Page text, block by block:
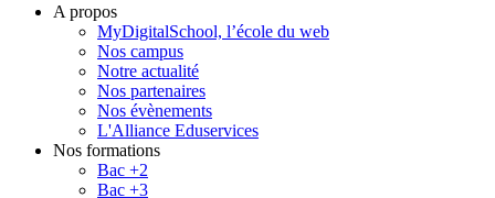
A propos
MyDigitalSchool, l’école du web
Nos campus
Notre actualité
Nos partenaires
Nos évènements
L'Alliance Eduservices
Nos formations
Bac +2
Bac +3